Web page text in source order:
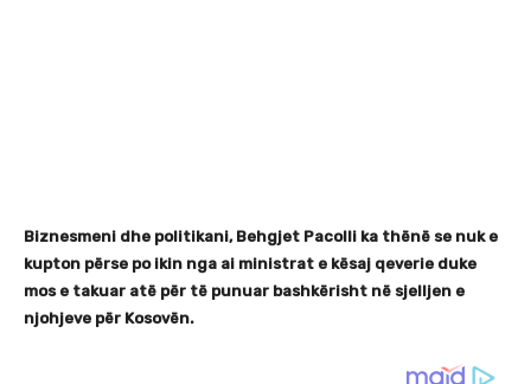
Biznesmeni dhe politikani, Behgjet Pacolli ka thënë se nuk e
kupton përse po ikin nga ai ministrat e kësaj qeverie duke
mos e takuar atë për të punuar bashkërisht në sjelljen e
njohjeve për Kosovën.